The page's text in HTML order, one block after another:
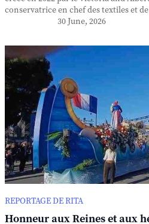
conservatrice en chef des textiles et
30 June, 2026
REPORTAGE DE RITA
Honneur aux Reines et aux